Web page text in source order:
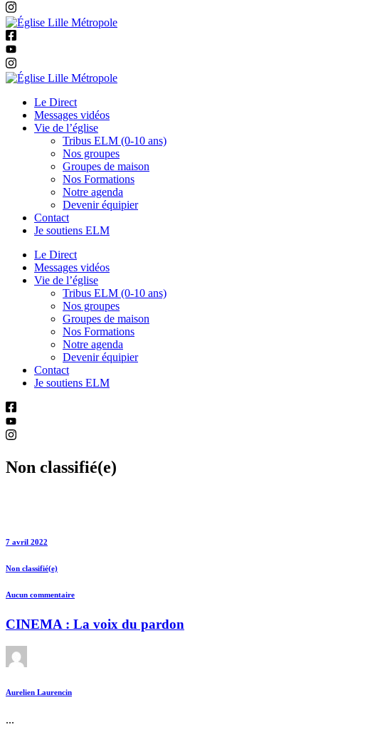
Le Direct
Messages vidéos
Vie de l’église
Tribus ELM (0-10 ans)
Nos groupes
Groupes de maison
Nos Formations
Notre agenda
Devenir équipier
Contact
Je soutiens ELM
Le Direct
Messages vidéos
Vie de l’église
Tribus ELM (0-10 ans)
Nos groupes
Groupes de maison
Nos Formations
Notre agenda
Devenir équipier
Contact
Je soutiens ELM
Non classifié(e)
7 avril 2022
Non classifié(e)
Aucun commentaire
CINEMA : La voix du pardon
Aurelien Laurencin
...